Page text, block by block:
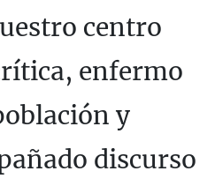
centro
enfermo
y
discurso